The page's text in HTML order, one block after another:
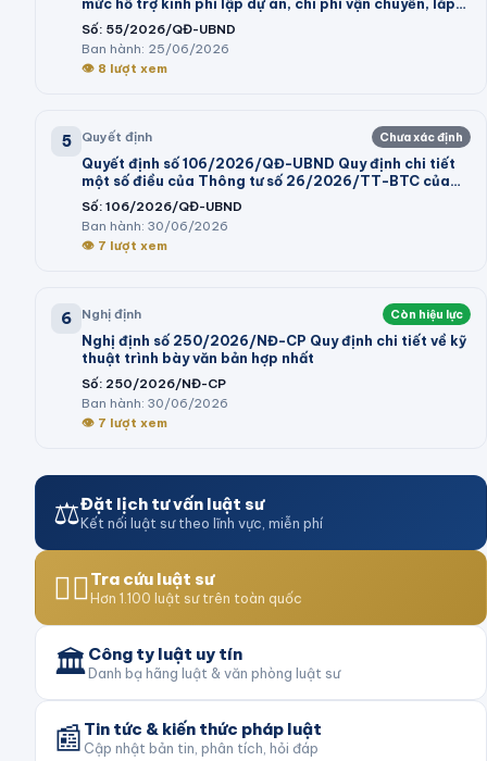
đặt máy móc, dây chuyền thiết bị vào cụm công
nghiệp theo Nghị định số 32/2024/NĐ-CP của Chính
phủ và trình tự, thủ tục thực hiện chính sách hỗ trợ tại
Nghị quyết số 05/2026/NQ-HĐND của Hội đồng nhân
Số: 55/2026/QĐ-UBND
Ban hành: 25/06/2026
👁 8 lượt xem
5 Quyết định Chưa xác định
Quyết định số 106/2026/QĐ-UBND Quy định chi tiết
một số điều của Thông tư số 26/2026/TT-BTC của
Bộ trưởng Bộ Tài chính hướng dẫn thi hành một số điều
của Nghị định số 73/2026/NĐ-CP ngày 10 tháng 3
năm 2026 của Chính phủ quy định chi tiết và hướng
dẫn thi hành một số điều của Luật Ngân sách nhà nước
Số: 106/2026/QĐ-UBND
Ban hành: 30/06/2026
👁 7 lượt xem
6 Nghị định Còn hiệu lực
Nghị định số 250/2026/NĐ-CP Quy định chi tiết về kỹ
thuật trình bày văn bản hợp nhất
Số: 250/2026/NĐ-CP
Ban hành: 30/06/2026
👁 7 lượt xem
⚖️Đặt lịch tư vấn luật sư
Kết nối luật sư theo lĩnh vực, miễn phí
👨‍⚖️Tra cứu luật sư
Hơn 1.100 luật sư trên toàn quốc
🏛️Công ty luật uy tín
Danh bạ hãng luật & văn phòng luật sư
📰 Tin tức & kiến thức pháp luật
Cập nhật bản tin, phân tích, hỏi đáp